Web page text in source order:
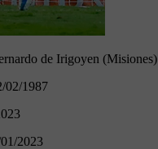
de Irigoyen (Misiones)
02/1987
2023